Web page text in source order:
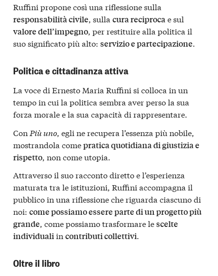
Ruffini propone così una riflessione sulla
responsabilità civile, sulla cura reciprocae sul
valore dell’impegno, per restituire alla politica il
suo significato più alto: servizio e partecipazione.
Politica e cittadinanza attiva
La voce di Ernesto Maria Ruffini si colloca in un
tempo in cui la politica sembra aver perso la sua
forza morale e la sua capacità di rappresentare.
Con Più uno, egli ne recupera l’essenza più nobile,
mostrandola comepratica quotidiana di giustizia e
rispetto, non come utopia.
Attraverso il suo racconto diretto e l’esperienza
maturata tra le istituzioni, Ruffini accompagna il
pubblico in una riflessione che riguarda ciascuno di
noi: come possiamo essere parte di un progetto più
grande, come possiamo trasformare lescelte
individualiin contributi collettivi.
Oltre il libro